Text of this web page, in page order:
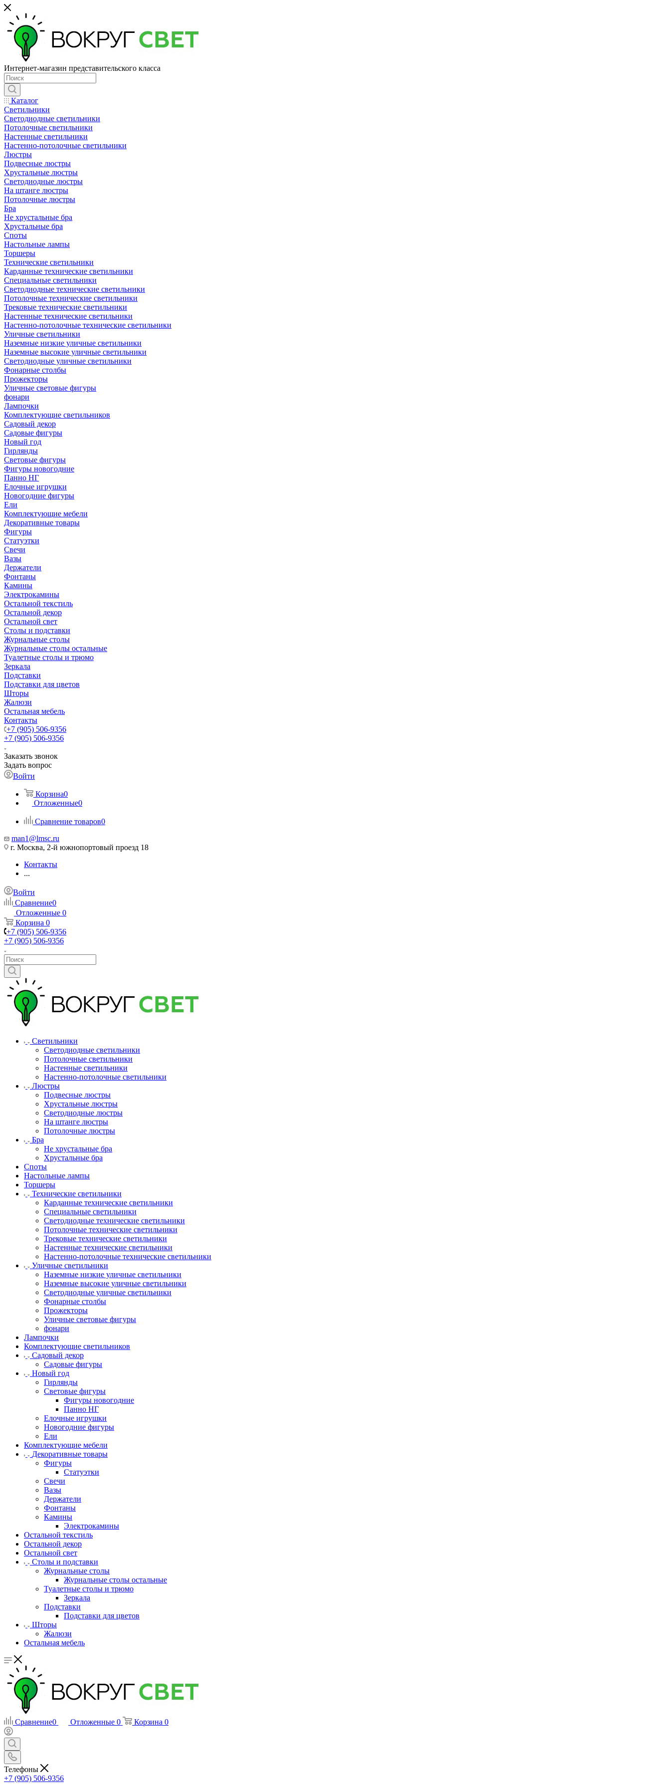
Интернет-магазин представительского класса
Каталог
Светильники
Светодиодные светильники
Потолочные светильники
Настенные светильники
Настенно-потолочные светильники
Люстры
Подвесные люстры
Хрустальные люстры
Светодиодные люстры
На штанге люстры
Потолочные люстры
Бра
Не хрустальные бра
Хрустальные бра
Споты
Настольные лампы
Торшеры
Технические светильники
Карданные технические светильники
Специальные светильники
Светодиодные технические светильники
Потолочные технические светильники
Трековые технические светильники
Настенные технические светильники
Настенно-потолочные технические светильники
Уличные светильники
Наземные низкие уличные светильники
Наземные высокие уличные светильники
Светодиодные уличные светильники
Фонарные столбы
Прожекторы
Уличные световые фигуры
фонари
Лампочки
Комплектующие светильников
Садовый декор
Садовые фигуры
Новый год
Гирлянды
Световые фигуры
Фигуры новогодние
Панно НГ
Елочные игрушки
Новогодние фигуры
Ели
Комплектующие мебели
Декоративные товары
Фигуры
Статуэтки
Свечи
Вазы
Держатели
Фонтаны
Камины
Электрокамины
Остальной текстиль
Остальной декор
Остальной свет
Столы и подставки
Журнальные столы
Журнальные столы остальные
Туалетные столы и трюмо
Зеркала
Подставки
Подставки для цветов
Шторы
Жалюзи
Остальная мебель
Контакты
+7 (905) 506-9356
+7 (905) 506-9356
Заказать звонок
Задать вопрос
Войти
Корзина0
Отложенные0
Сравнение товаров0
man1@lmsc.ru
г. Москва, 2-й южнопортовый проезд 18
Контакты
...
Войти
Сравнение0
Отложенные 0
Корзина 0
+7 (905) 506-9356
+7 (905) 506-9356
Светильники
Светодиодные светильники
Потолочные светильники
Настенные светильники
Настенно-потолочные светильники
Люстры
Подвесные люстры
Хрустальные люстры
Светодиодные люстры
На штанге люстры
Потолочные люстры
Бра
Не хрустальные бра
Хрустальные бра
Споты
Настольные лампы
Торшеры
Технические светильники
Карданные технические светильники
Специальные светильники
Светодиодные технические светильники
Потолочные технические светильники
Трековые технические светильники
Настенные технические светильники
Настенно-потолочные технические светильники
Уличные светильники
Наземные низкие уличные светильники
Наземные высокие уличные светильники
Светодиодные уличные светильники
Фонарные столбы
Прожекторы
Уличные световые фигуры
фонари
Лампочки
Комплектующие светильников
Садовый декор
Садовые фигуры
Новый год
Гирлянды
Световые фигуры
Фигуры новогодние
Панно НГ
Елочные игрушки
Новогодние фигуры
Ели
Комплектующие мебели
Декоративные товары
Фигуры
Статуэтки
Свечи
Вазы
Держатели
Фонтаны
Камины
Электрокамины
Остальной текстиль
Остальной декор
Остальной свет
Столы и подставки
Журнальные столы
Журнальные столы остальные
Туалетные столы и трюмо
Зеркала
Подставки
Подставки для цветов
Шторы
Жалюзи
Остальная мебель
Сравнение0 Отложенные 0 Корзина 0
Телефоны
+7 (905) 506-9356